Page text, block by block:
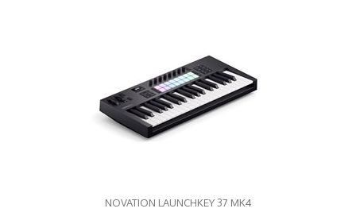
NOVATION LAUNCHKEY 37 MK4